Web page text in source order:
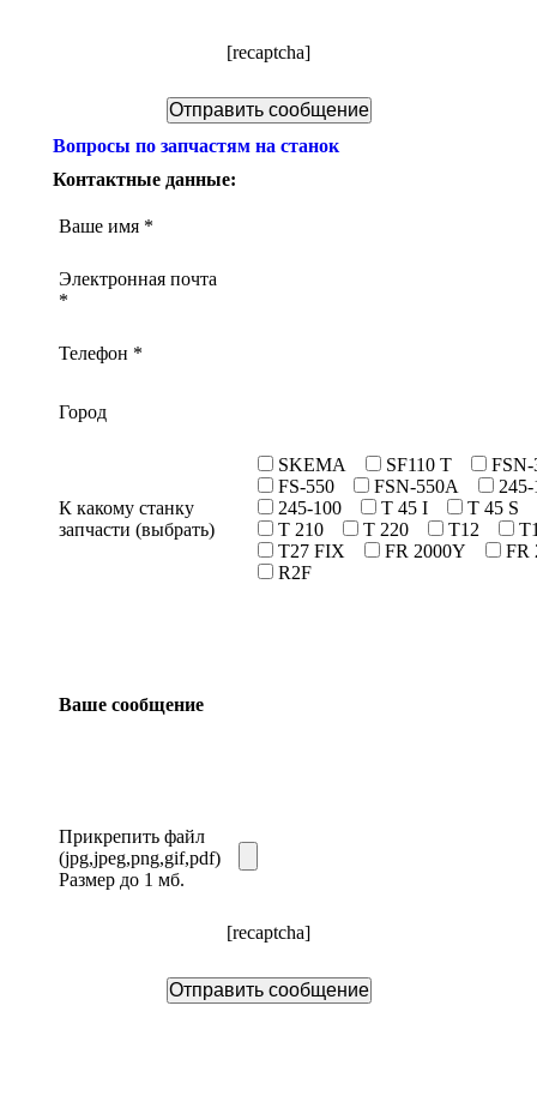
[recaptcha]
Вопросы по запчастям на станок
Контактные данные:
Ваше имя *
Электронная почта
*
Телефон *
Город
К какому станку
запчасти (выбрать)
SKEMA SF110 T
FS-550
FSN-550A
245-100
Т 45 I
Т 45 S
T 210
T 220 T12
T27 FIX
FR 2000Y
FR
R2F
Ваше сообщение
Прикрепить файл
(jpg,jpeg,png,gif,pdf)
Размер до 1 мб.
[recaptcha]